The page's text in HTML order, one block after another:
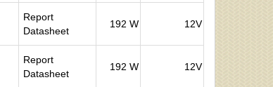
Report
Datasheet
192 W 12V
Report
Datasheet
192 W 12V